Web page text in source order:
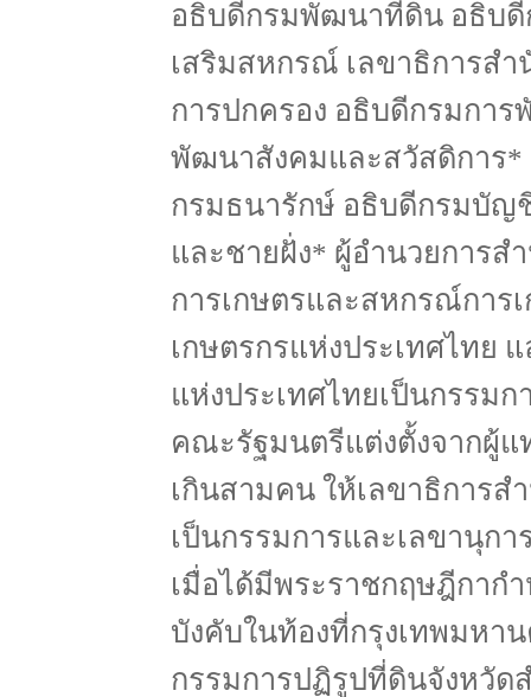
อธิบดีกรมพัฒนาที่ดิน อธิบดี
เสริมสหกรณ์ เลขาธิการสำ
การปกครอง อธิบดีกรมกา
พัฒนาสังคมและสวัสดิการ*
กรมธนารักษ์ อธิบดีกรมบัญ
และชายฝั่ง* ผู้อำนวยการส
การเกษตรและสหกรณ์การ
เกษตรกรแห่งประเทศไทย
แห่งประเทศไทยเป็นกรรม
คณะรัฐมนตรีแต่งตั้งจากผู้
เกินสามคน ให้เลขาธิการส
เป็นกรรมการและเลขานุกา
เมื่อได้มีพระราชกฤษฎีกาก
บังคับในท้องที่กรุงเทพมห
กรรมการปฏิรูปที่ดินจังหวัด